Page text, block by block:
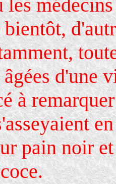
les
d'une
à
pain noir